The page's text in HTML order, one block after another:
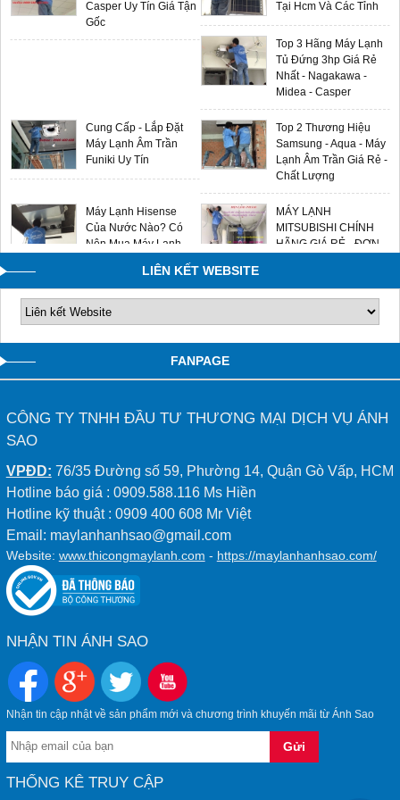
Casper Uy Tín Giá Tận
Gốc
Tại Hcm Và Các Tỉnh
Top 3 Hãng Máy Lạnh
Tủ Đứng 3hp Giá Rẻ
Nhất - Nagakawa -
Midea - Casper
Cung Cấp - Lắp Đặt
Máy Lạnh Âm Trần
Funiki Uy Tín
Top 2 Thương Hiệu
Samsung - Aqua - Máy
Lạnh Âm Trần Giá Rẻ -
Chất Lượng
Máy Lạnh Hisense
Của Nước Nào? Có
Nên Mua Máy Lạnh
MÁY LẠNH
MITSUBISHI CHÍNH
HÃNG GIÁ RẺ - ĐƠN
0909588116
LIÊN KẾT WEBSITE
FANPAGE
CÔNG TY TNHH ĐẦU TƯ THƯƠNG MẠI DỊCH VỤ ÁNH
SAO
VPĐD: 76/35 Đường số 59, Phường 14, Quận Gò Vấp, HCM
Hotline báo giá : 0909.588.116 Ms Hiền
Hotline kỹ thuật : 0909 400 608 Mr Việt
Email: maylanhanhsao@gmail.com
Website: www.thicongmaylanh.com - https://maylanhanhsao.com/
NHẬN TIN ÁNH SAO
Nhận tin cập nhật về sản phẩm mới và chương trình khuyến mãi từ Ánh Sao
THỐNG KÊ TRUY CẬP